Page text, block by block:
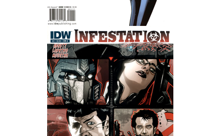
Небесный воин
Немного героев меча и магии
Расширенная версия Х3
REBalance
Работы Kuroneko
Doom 3 Remaster Fan Edition
X2 - The Threat Remaster Fan Edition